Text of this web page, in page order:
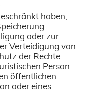
haben,
oder zur
Verteidigung von
der Rechte
Person
öffentlichen
oder eines